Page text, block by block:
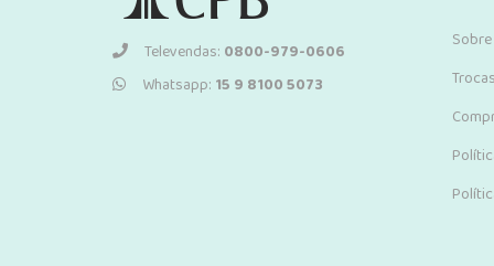
Televendas: 0800-979-0606
Whatsapp: 15 9 8100 5073